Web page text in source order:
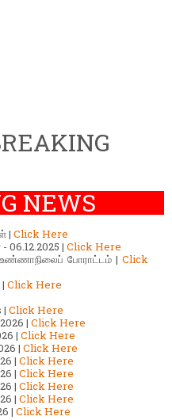
NEWS
| Click Here
06.12.2025 | Click Here
உண்ணாநிலைப் போராட்டம் | Click
Click Here
| Click Here
| Click Here
| Click Here
| Click Here
| Click Here
| Click Here
| Click Here
| Click Here
| Click Here